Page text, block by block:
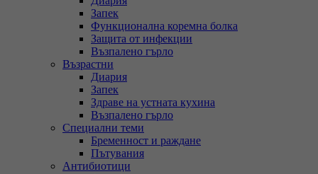
Запек
Функционална коремна болка
Защита от инфекции
Възпалено гърло
Възрастни
Диария
Запек
Здраве на устната кухина
Възпалено гърло
Специални теми
Бременност и раждане
Пътувания
Антибиотици